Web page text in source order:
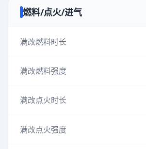
燃料/点火/进气
满改燃料时长
满改燃料强度
满改点火时长
满改点火强度